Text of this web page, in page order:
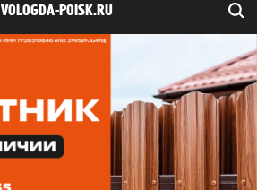
VOLOGDA-POISK.RU